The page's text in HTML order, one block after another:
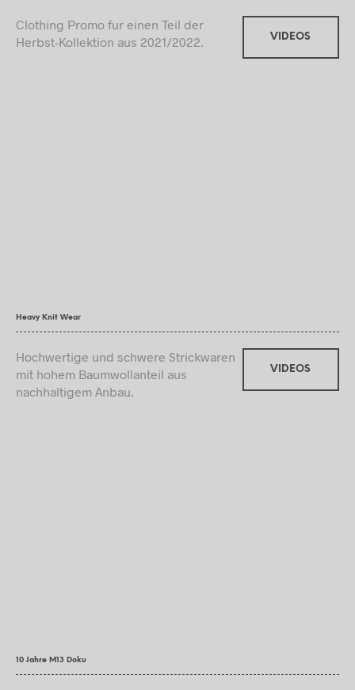
Clothing Promo fur einen Teil der
Herbst-Kollektion aus 2021/2022.
VIDEOS
Heavy Knit Wear
Hochwertige und schwere Strickwaren
mit hohem Baumwollanteil aus
nachhaltigem Anbau.
VIDEOS
10 Jahre M13 Doku